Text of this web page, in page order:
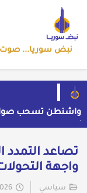
نبض سوريا... صوت
واشنطن تسحب
مخزونها المستنزف
أول رد ايراني على
الرقامة بريف حمص
مهرجان الشعر
بالنسويات
قاسم يفتح باب
السلطة في بيروت
تصاعد التمدد
واجهة
سياسي